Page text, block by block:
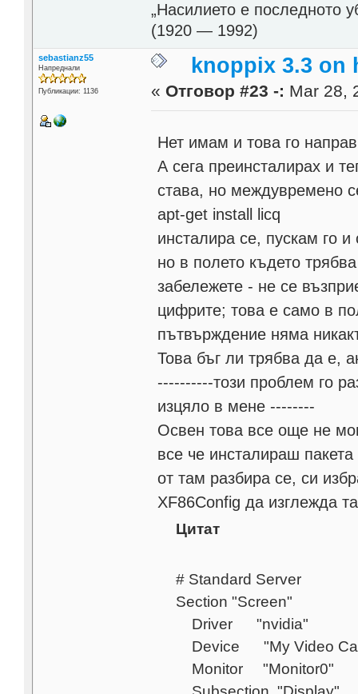
„Насилието е последното
(1920 — 1992)
sebastianz55
Напреднали
Публикации: 1136
knoppix 3.3 on
« Отговор #23 -: Mar 28,
Нет имам и това го
А сега преинсталирах и
става, но междувремено
apt-get install licq
инсталира се, пускам го
но в полето където
забележете - не се
цифрите; това е само в
пътвърждение няма
Това бъг ли трябва да е,
----------този проблем го
изцяло в мене --------
Освен това все още не
все че инсталираш
от там разбира се, си
XF86Config да изглежда
Цитат
# Standard Server
Section "Screen"
Driver "nvidia"
Device "My Video
Monitor "Monitor0"
Subsection "Display"